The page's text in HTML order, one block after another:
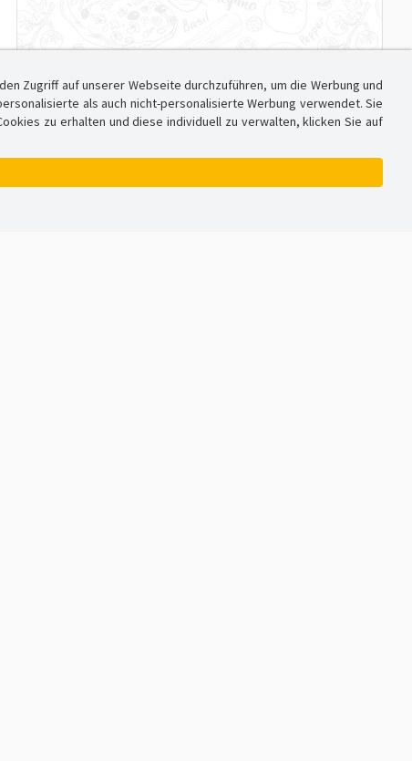
Zugriff auf unserer Webseite durchzuführen, um die Werbung und
als auch nicht-personalisierte Werbung verwendet. Sie
zu erhalten und diese individuell zu verwalten, klicken Sie auf